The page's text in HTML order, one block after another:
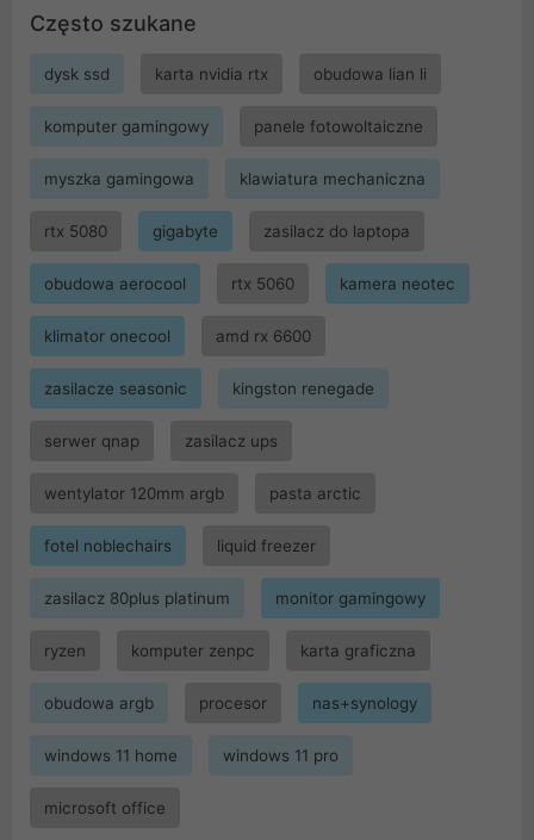
Często szukane
dysk ssd karta nvidia rtx obudowa lian li
komputer gamingowy panele fotowoltaiczne
myszka gamingowa klawiatura mechaniczna
rtx 5080 gigabyte zasilacz do laptopa
obudowa aerocool rtx 5060 kamera neotec
klimator onecool amd rx 6600
zasilacze seasonic kingston renegade
serwer qnap zasilacz ups
wentylator 120mm argb pasta arctic
fotel noblechairs liquid freezer
zasilacz 80plus platinum monitor gamingowy
ryzen komputer zenpc karta graficzna
obudowa argb procesor nas+synology
windows 11 home windows 11 pro
microsoft office